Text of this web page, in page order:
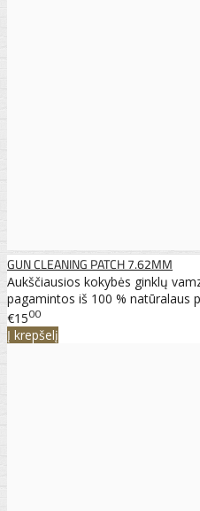
GUN CLEANING PATCH 7.62MM
Aukščiausios kokybės ginklų
pagamintos iš 100 % natūralaus
€1500
Į krepšelį